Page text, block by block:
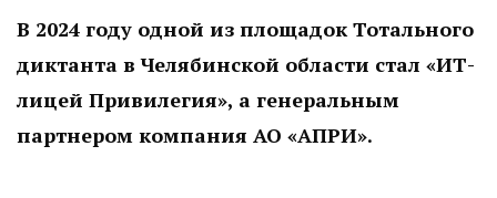
В 2024 году одной из площадок Тотального
диктанта в Челябинской области стал «ИТ-
лицей Привилегия», а генеральным
партнером компания АО «АПРИ».